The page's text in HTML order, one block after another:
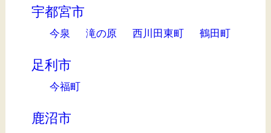
宇都宮市
今泉 滝の原 西川田東町 鶴田町
足利市
今福町
鹿沼市